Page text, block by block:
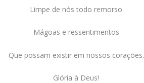
Limpe de nós todo remorso
Mágoas e ressentimentos
Que possam existir em nossos corações.
Glória à Deus!